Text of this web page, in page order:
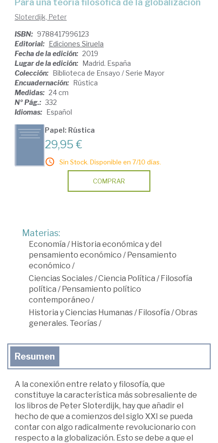
para una teoría filosófica de la globalización
Sloterdijk, Peter
ISBN: 9788417996123
Editorial: Ediciones Siruela
Fecha de la edición: 2019
Lugar de la edición: Madrid. España
Colección: Biblioteca de Ensayo / Serie Mayor
Encuadernación: Rústica
Medidas: 24 cm
Nº Pág.: 332
Idiomas: Español
Papel: Rústica
29,95 €
Sin Stock. Disponible en 7/10 días.
COMPRAR
Materias:
Economía /Historia económica y del
pensamiento económico /Pensamiento
económico /
Ciencias Sociales /Ciencia Política /Filosofía
política /Pensamiento político
contemporáneo /
Historia y Ciencias Humanas /Filosofía /Obras
generales. Teorías /
Resumen
A la conexión entre relato y filosofía, que
constituye la característica más sobresaliente de
los libros de Peter Sloterdijk, hay que añadir el
hecho de que a comienzos del siglo XXI se pueda
contar con algo radicalmente revolucionario con
respecto a la globalización. Esto se debe a que el